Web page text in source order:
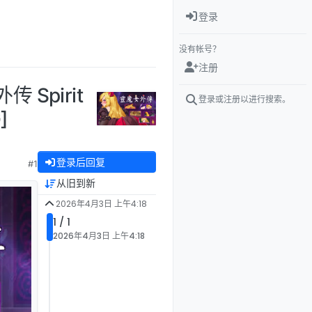
传 Spirit
#1 登录后回复
从旧到新
2026年4月3日 上午4:18
1 / 1
2026年4月3日 上午4:18
登录
没有帐号？
注册
登录或注册以进行搜索。